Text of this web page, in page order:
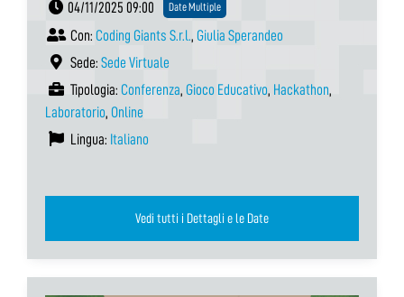
04/11/2025 09:00
Date Multiple
Con: Coding Giants S.r.l., Giulia Sperandeo
Sede: Sede Virtuale
Tipologia: Conferenza, Gioco Educativo, Hackathon,
Laboratorio, Online
Lingua: Italiano
Vedi tutti i Dettagli e le Date